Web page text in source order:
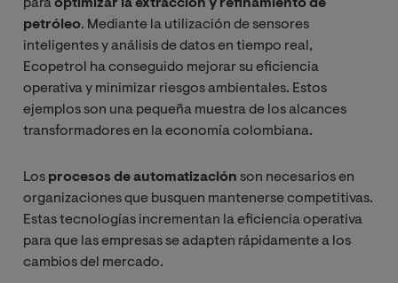
paraoptimizar la extracción y refinamiento de
petróleo. Mediante la utilización de sensores
inteligentes y análisis de datos en tiempo real,
Ecopetrol ha conseguido mejorar su eficiencia
operativa y minimizar riesgos ambientales. Estos
ejemplos son una pequeña muestra de los alcances
transformadores en la economía colombiana.
Los procesos de automatización son necesarios en
organizaciones que busquen mantenerse competitivas.
Estas tecnologías incrementan la eficiencia operativa
para que las empresas se adapten rápidamente a los
cambios del mercado.